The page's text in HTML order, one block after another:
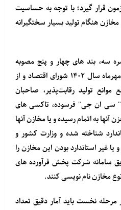
قرار گیرد؛ با توجه به حساسیت
هنگام تولید بسیار سختگیرانه
سه، بند های چهار و پنج مصوبه
شماره ۳۵۵۳۶۹ مورخ دوازدهم مهرماه سال ۱۴۰۲ شورای اقتصاد و از
۱۲ قانون رفع موانع تولید رقابت‌پذیر، صاحبان
" سی ان جی" فرسوده، تاکسی های
به اتمام رسیده و یا مخازن آنها
شناخته شده و وزارت کشور و
یا غیر استاندارد بودن این مخازن را
سامانه شرکت پخش فرآورده های
مخازن نام نویسی کنند.
مرحله نخست باید آمار دقیق تعداد